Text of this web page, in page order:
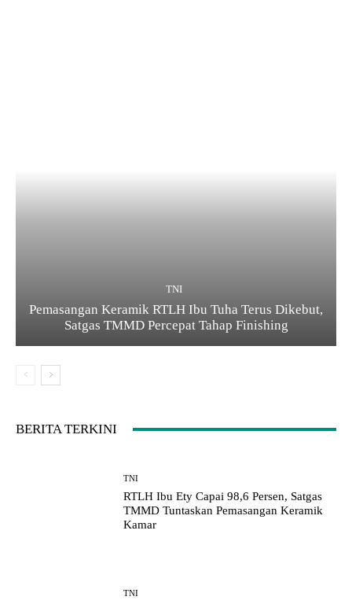
TNI
Pemasangan Keramik RTLH Ibu Tuha Terus Dikebut,
Satgas TMMD Percepat Tahap Finishing
BERITA TERKINI
TNI
RTLH Ibu Ety Capai 98,6 Persen, Satgas
TMMD Tuntaskan Pemasangan Keramik
Kamar
TNI